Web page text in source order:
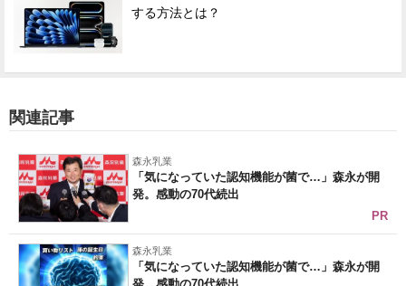
する方法とは？
関連記事
森永乳業
「気になっていた認知機能が菌で…」森永が開
発。感動の70代続出
PR
森永乳業
「気になっていた認知機能が菌で…」森永が開